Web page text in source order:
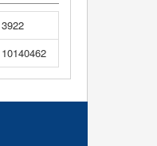
3922
10140462